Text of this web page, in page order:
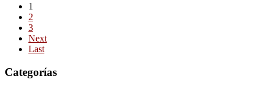
1
2
3
Next
Last
Categorías